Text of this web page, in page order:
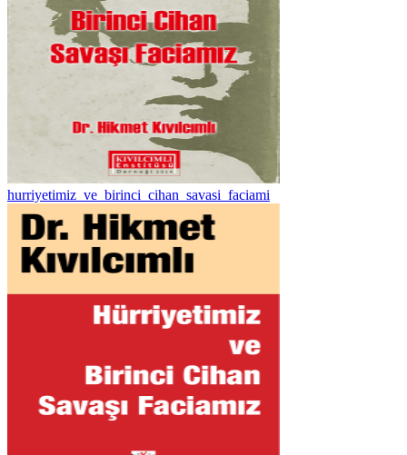
hurriyetimiz_ve_birinci_cihan_savasi_faciami